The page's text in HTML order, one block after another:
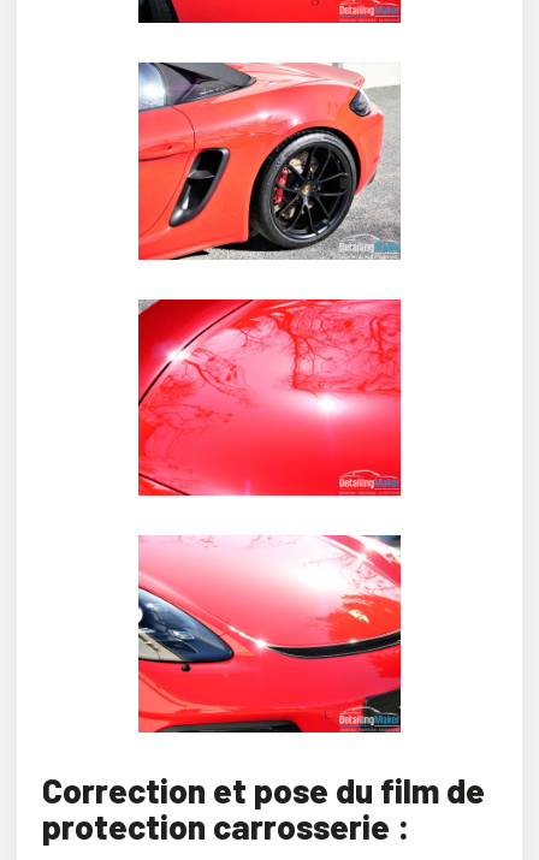
Correction et pose du film de
protection carrosserie :